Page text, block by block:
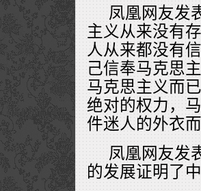
凤凰网友发
主义从来没有
人从来都没有
己信奉马克思
马克思主义而
绝对的权力，
件迷人的外衣
凤凰网友发
的发展证明了